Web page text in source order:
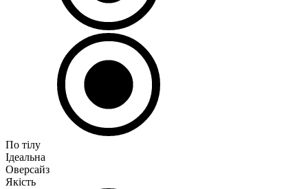
По тілу
Ідеальна
Оверсайз
Якість